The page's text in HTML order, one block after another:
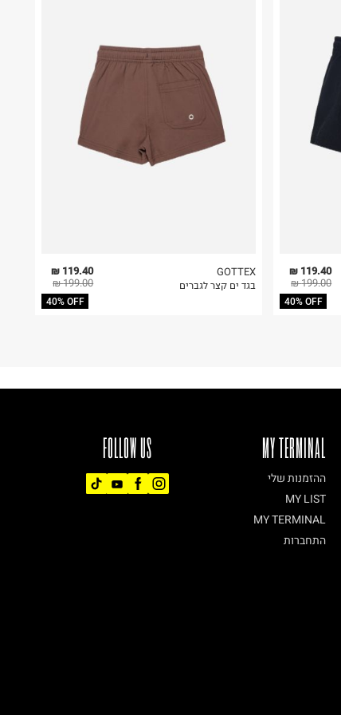
119.40 ₪
199.00 ₪
40% OFF
GOTTEX
בגד ים קצר לגברים
119.40 ₪
199.00 ₪
40% OFF
FOLLOW US MY TERMINAL
ההזמנות שלי
MY LIST
MY TERMINAL
התחברות